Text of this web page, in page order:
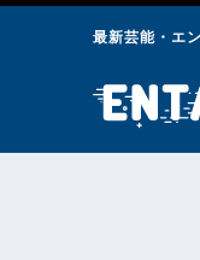
最新芸能・エ